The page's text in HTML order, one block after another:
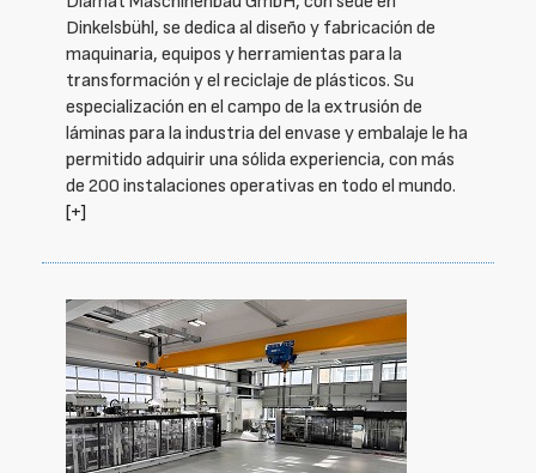
Dinkelsbühl, se dedica al diseño y fabricación de
maquinaria, equipos y herramientas para la
transformación y el reciclaje de plásticos. Su
especialización en el campo de la extrusión de
láminas para la industria del envase y embalaje le ha
permitido adquirir una sólida experiencia, con más
de 200 instalaciones operativas en todo el mundo.
[+]